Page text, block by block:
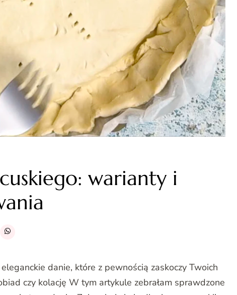
warianty i
danie, które z pewnością zaskoczy Twoich
czy kolację W tym artykule zebrałam sprawdzone